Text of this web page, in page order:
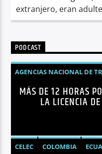
extranjero, eran
PODCAST
AGENCIAS NACIONAL DE
LICENCIAS
NOTICIAS
MÁS DE 12 HORAS
LA LICENCIA
CELEC COLOMBIA